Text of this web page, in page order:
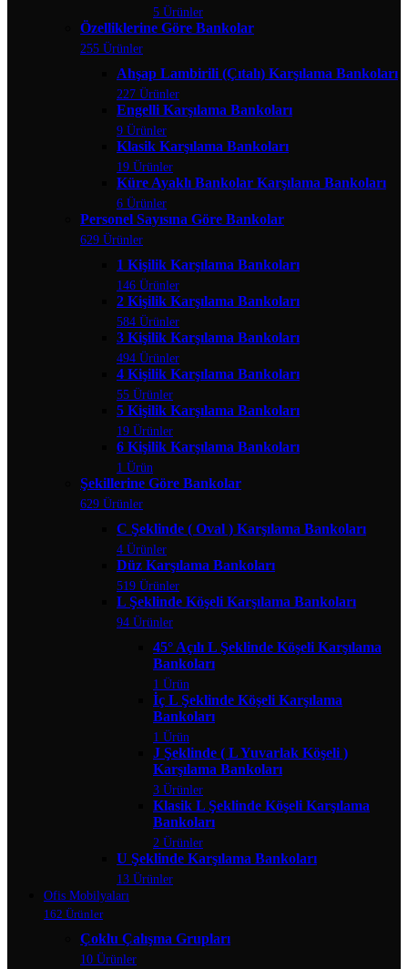
5 Ürünler
Özelliklerine Göre Bankolar
255 Ürünler
Ahşap Lambirili (Çıtalı) Karşılama Bankoları
227 Ürünler
Engelli Karşılama Bankoları
9 Ürünler
Klasik Karşılama Bankoları
19 Ürünler
Küre Ayaklı Bankolar Karşılama Bankoları
6 Ürünler
Personel Sayısına Göre Bankolar
629 Ürünler
1 Kişilik Karşılama Bankoları
146 Ürünler
2 Kişilik Karşılama Bankoları
584 Ürünler
3 Kişilik Karşılama Bankoları
494 Ürünler
4 Kişilik Karşılama Bankoları
55 Ürünler
5 Kişilik Karşılama Bankoları
19 Ürünler
6 Kişilik Karşılama Bankoları
1 Ürün
Şekillerine Göre Bankolar
629 Ürünler
C Şeklinde ( Oval ) Karşılama Bankoları
4 Ürünler
Düz Karşılama Bankoları
519 Ürünler
L Şeklinde Köşeli Karşılama Bankoları
94 Ürünler
45° Açılı L Şeklinde Köşeli Karşılama
Bankoları
1 Ürün
İç L Şeklinde Köşeli Karşılama
Bankoları
1 Ürün
J Şeklinde ( L Yuvarlak Köşeli )
Karşılama Bankoları
3 Ürünler
Klasik L Şeklinde Köşeli Karşılama
Bankoları
2 Ürünler
U Şeklinde Karşılama Bankoları
13 Ürünler
Ofis Mobilyaları
162 Ürünler
Çoklu Çalışma Grupları
10 Ürünler